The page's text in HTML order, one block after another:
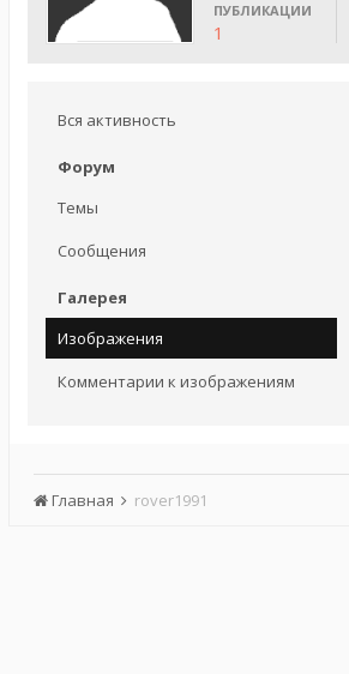
ПУБЛИКАЦИИ
1
Вся активность
Форум
Темы
Сообщения
Галерея
Изображения
Комментарии к изображениям
Главная rover1991